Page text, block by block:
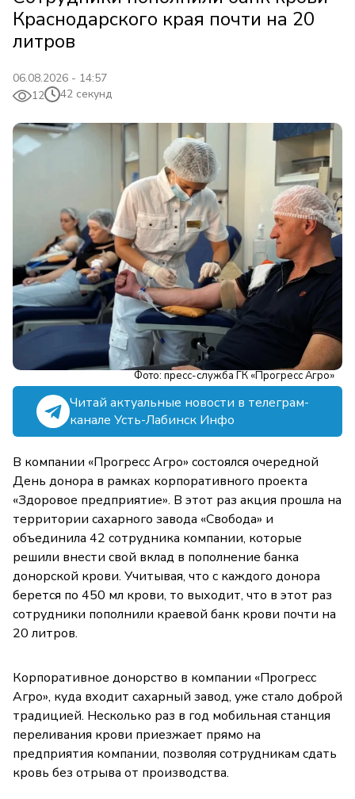
Краснодарского края почти на 20
литров
06.08.2026 - 14:57
12
42 секунд
Фото: пресс-служба ГК «Прогресс Агро»
Читай актуальные новости в телеграм-
канале Усть-Лабинск Инфо
В компании «Прогресс Агро» состоялся очередной
День донора в рамках корпоративного проекта
«Здоровое предприятие». В этот раз акция прошла на
территории сахарного завода «Свобода» и
объединила 42 сотрудника компании, которые
решили внести свой вклад в пополнение банка
донорской крови. Учитывая, что с каждого донора
берется по 450 мл крови, то выходит, что в этот раз
сотрудники пополнили краевой банк крови почти на
20 литров.
Корпоративное донорство в компании «Прогресс
Агро», куда входит сахарный завод, уже стало доброй
традицией. Несколько раз в год мобильная станция
переливания крови приезжает прямо на
предприятия компании, позволяя сотрудникам сдать
кровь без отрыва от производства.